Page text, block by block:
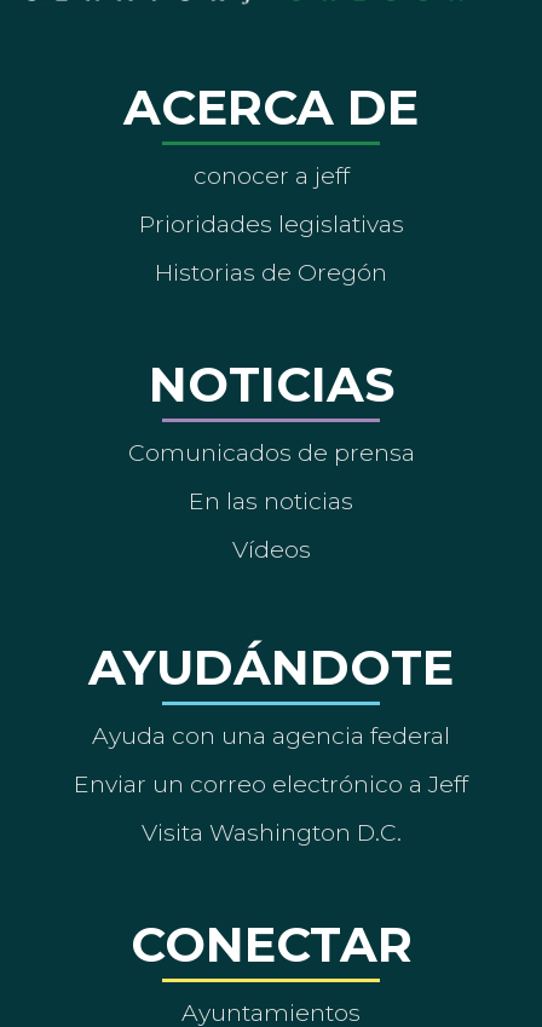
ACERCA DE
conocer a jeff
Prioridades legislativas
Historias de Oregón
NOTICIAS
Comunicados de prensa
En las noticias
Vídeos
AYUDÁNDOTE
Ayuda con una agencia federal
Enviar un correo electrónico a Jeff
Visita Washington D.C.
CONECTAR
Ayuntamientos